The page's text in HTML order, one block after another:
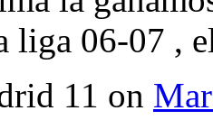
liga 06-07 ,
11 on